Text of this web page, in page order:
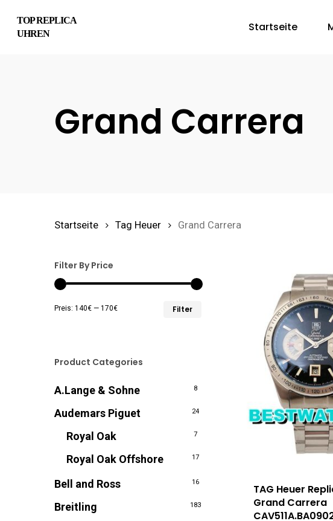
TOP REPLICA
UHREN
Startseite
Grand Carrera
Startseite Tag Heuer Grand Carrera
Filter By Price
Filter
Preis: 140€ — 170€
Product Categories
A.Lange & Sohne 8
Audemars Piguet 24
Royal Oak 7
Royal Oak Offshore 17
Bell and Ross 16
Breitling 183
TAG Heuer
Grand Carrera